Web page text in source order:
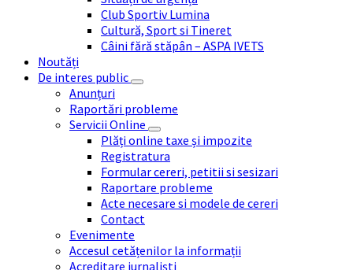
Club Sportiv Lumina
Cultură, Sport si Tineret
Câini fără stăpân – ASPA IVETS
Noutăți
De interes public
Anunțuri
Raportări probleme
Servicii Online
Plăți online taxe și impozite
Registratura
Formular cereri, petitii si sesizari
Raportare probleme
Acte necesare si modele de cereri
Contact
Evenimente
Accesul cetățenilor la informații
Acreditare jurnaliști